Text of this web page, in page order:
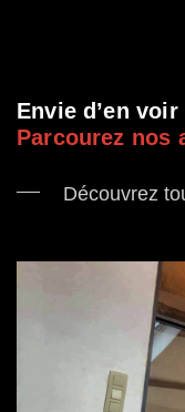
Envie d’en
Parcourez nos
Découvrez